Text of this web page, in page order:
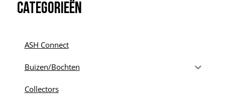
Categorieën
ASH Connect
Buizen/Bochten
Collectors